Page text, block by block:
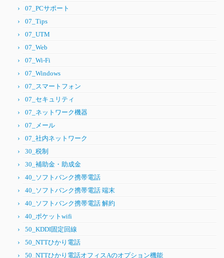
07_PCサポート
07_Tips
07_UTM
07_Web
07_Wi-Fi
07_Windows
07_スマートフォン
07_セキュリティ
07_ネットワーク機器
07_メール
07_社内ネットワーク
30_税制
30_補助金・助成金
40_ソフトバンク携帯電話
40_ソフトバンク携帯電話 端末
40_ソフトバンク携帯電話 解約
40_ポケットwifi
50_KDDI固定回線
50_NTTひかり電話
50_NTTひかり電話オフィスAのオプション機能